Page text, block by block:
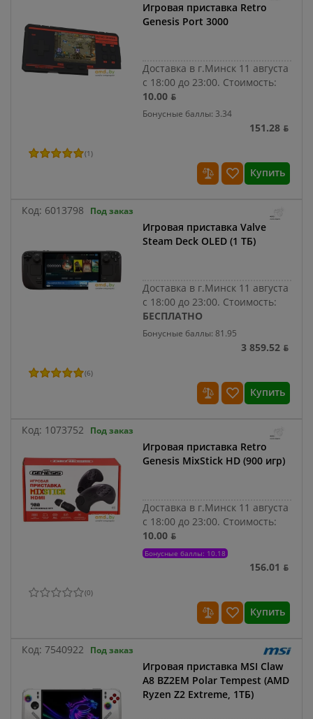
Игровая приставка Retro
Genesis Port 3000
Доставка в г.Минск 11 августа
с 18:00 до 23:00. Стоимость:
10.00 ƃ
Бонусные баллы: 3.34
151.28 ƃ
(1)
Купить
Код: 6013798 Под заказ
Игровая приставка Valve
Steam Deck OLED (1 ТБ)
Доставка в г.Минск 11 августа
с 18:00 до 23:00. Стоимость:
БЕСПЛАТНО
Бонусные баллы: 81.95
3 859.52 ƃ
(6)
Купить
Код: 1073752 Под заказ
Игровая приставка Retro
Genesis MixStick HD (900 игр)
Доставка в г.Минск 11 августа
с 18:00 до 23:00. Стоимость:
10.00 ƃ
Бонусные баллы: 10.18
156.01 ƃ
(0)
Купить
Код: 7540922 Под заказ
Игровая приставка MSI Claw
A8 BZ2EM Polar Tempest (AMD
Ryzen Z2 Extreme, 1ТБ)